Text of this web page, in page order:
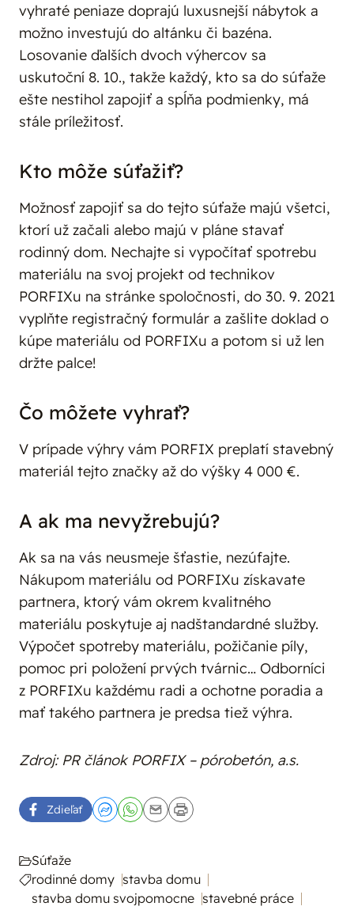
vyhraté peniaze doprajú luxusnejší nábytok a
možno investujú do altánku či bazéna.
Losovanie ďalších dvoch výhercov sa
uskutoční 8. 10., takže každý, kto sa do súťaže
ešte nestihol zapojiť a spĺňa podmienky, má
stále príležitosť.
Kto môže súťažiť?
Možnosť zapojiť sa do tejto súťaže majú všetci,
ktorí už začali alebo majú v pláne stavať
rodinný dom. Nechajte si vypočítať spotrebu
materiálu na svoj projekt od technikov
PORFIXu na stránke spoločnosti, do 30. 9. 2021
vyplňte registračný formulár a zašlite doklad o
kúpe materiálu od PORFIXu a potom si už len
držte palce!
Čo môžete vyhrať?
V prípade výhry vám PORFIX preplatí stavebný
materiál tejto značky až do výšky 4 000 €.
A ak ma nevyžrebujú?
Ak sa na vás neusmeje šťastie, nezúfajte.
Nákupom materiálu od PORFIXu získavate
partnera, ktorý vám okrem kvalitného
materiálu poskytuje aj nadštandardné služby.
Výpočet spotreby materiálu, požičanie píly,
pomoc pri položení prvých tvárnic… Odborníci
z PORFIXu každému radi a ochotne poradia a
mať takého partnera je predsa tiež výhra.
Zdroj: PR článok PORFIX – pórobetón, a.s.
Zdieľať
Súťaže
rodinné domy stavba domu
stavba domu svojpomocne stavebné práce